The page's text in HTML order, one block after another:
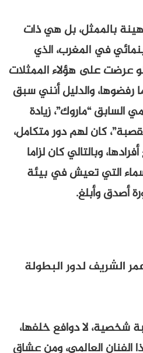
بالممثل، بل هي ذات
في المغرب، الذي
عرضت على هؤلاء الممثلات
رفضوها، والدليل أنني سبق
“ماروك”، زيادة
كان لهم دور متكامل،
وبالتالي كان لزاما
التي تعيش في بيئة
أصدق وأبلغ.
الشريف لدور البطولة
شخصية، لا دوافع خلفها،
العالمي، ومن عشاق